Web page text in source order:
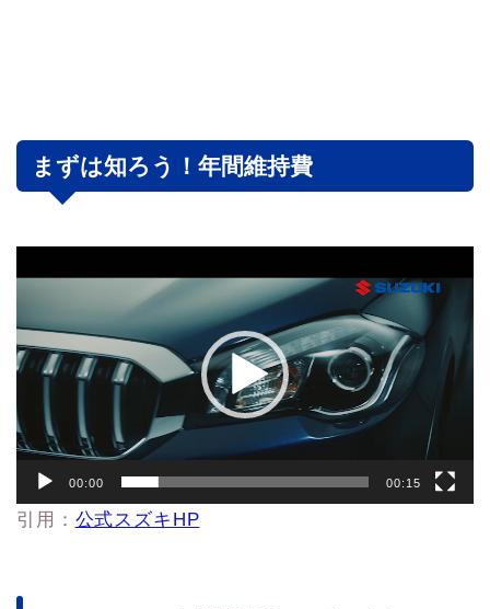
まずは知ろう！年間維持費
画
レ
ー
ー
00:00 00:15
引用： 公式スズキHP